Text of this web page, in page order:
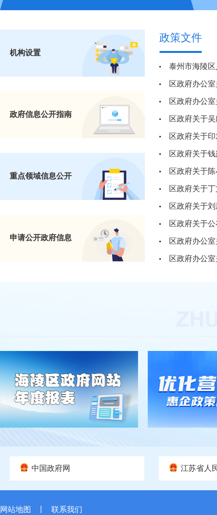
机构设置
政府信息公开指南
重点领域信息公开
申请公开政府信息
政策文件
区政府关于
区政府关于
区政府关于
区政府关于
区政府关于
中国政府网 江苏省人
网站地图 联系我们